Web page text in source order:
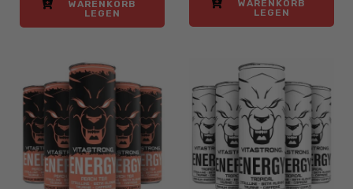
WARENKORB
LEGEN
WARENKORB
LEGEN